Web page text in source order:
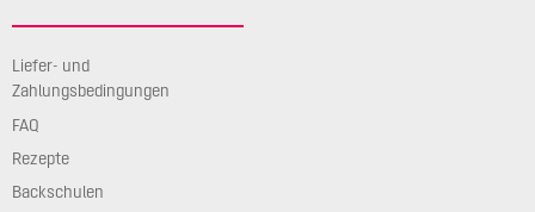
Liefer- und
Zahlungsbedingungen
FAQ
Rezepte
Backschulen